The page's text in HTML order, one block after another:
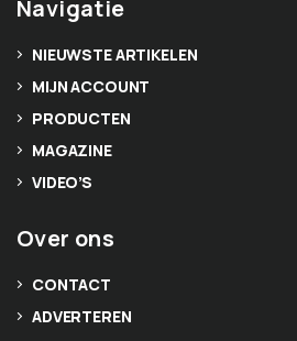
Navigatie
NIEUWSTE ARTIKELEN
MIJN ACCOUNT
PRODUCTEN
MAGAZINE
VIDEO’S
Over ons
CONTACT
ADVERTEREN